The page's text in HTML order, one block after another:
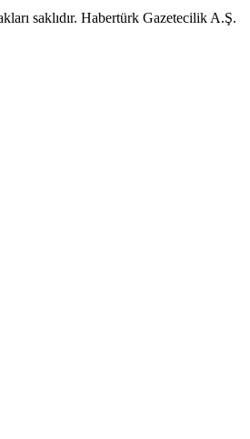
saklıdır. Habertürk Gazetecilik A.Ş.